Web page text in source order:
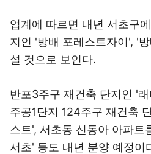
업계에 따르면 내년 서초구
지인 '방배 포레스트자이', '
설 것으로 보인다.
반포3주구 재건축 단지인 '
주공1단지 124주구 재건축
스트', 서초동 신동아 아파트
서초' 등도 내년 분양 예정이